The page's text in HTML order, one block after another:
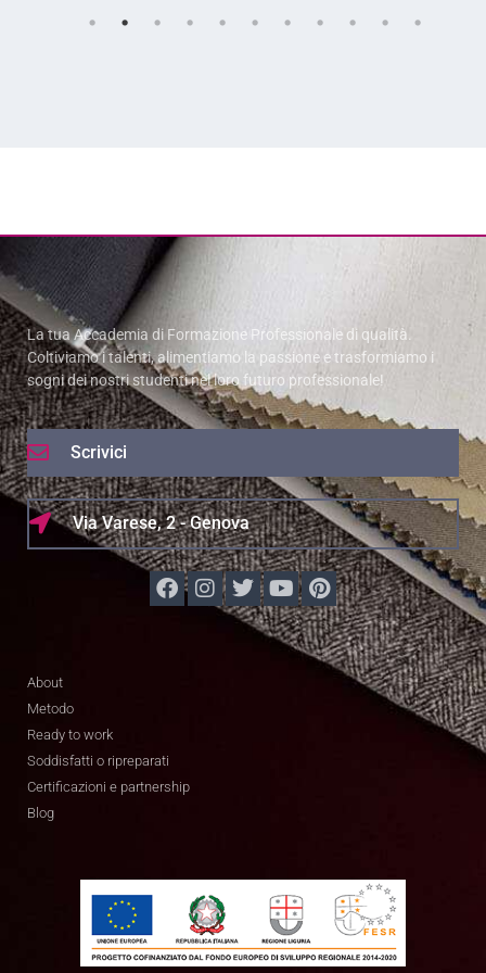
La tua Accademia di Formazione Professionale di qualità.
Coltiviamo i talenti, alimentiamo la passione e trasformiamo i
sogni dei nostri studenti nel loro futuro professionale!
Scrivici
Via Varese, 2 - Genova
About
Metodo
Ready to work
Soddisfatti o ripreparati
Certificazioni e partnership
Blog